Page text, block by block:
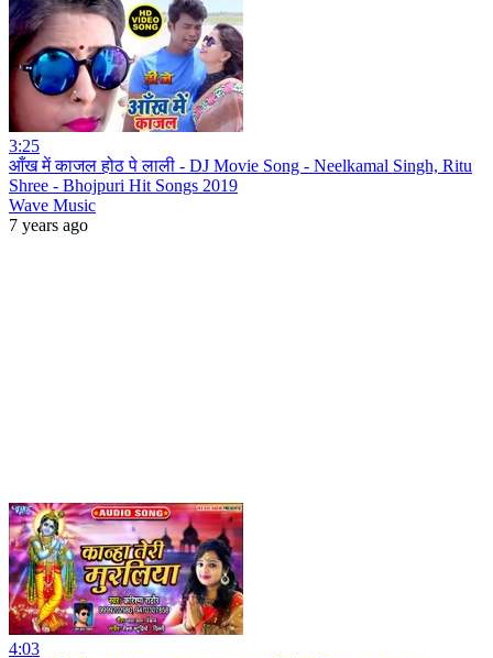
3:25
आँख में काजल होठ पे लाली - DJ Movie Song - Neelkamal Singh, Ritu
Shree - Bhojpuri Hit Songs 2019
Wave Music
7 years ago
4:03